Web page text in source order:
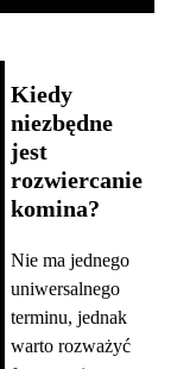
Kiedy
niezbędne
jest
rozwiercanie
komina?
Nie ma jednego
uniwersalnego
terminu, jednak
warto rozważyć